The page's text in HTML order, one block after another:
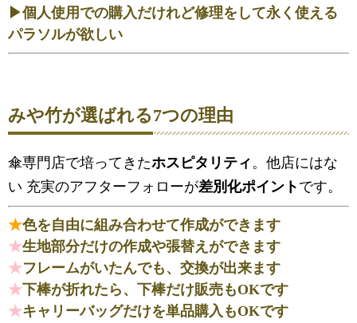
▶個人使用での購入だけれど修理をして永く使える
パラソルが欲しい
みや竹が選ばれる7つの理由
傘専門店で培ってきたホスピタリティ 。他店にはな
い 充実のアフターフォローが差別化ポイント です。
★色を自由に組み合わせて作成ができます
★生地部分だけの作成や張替えができます
★フレームがいたんでも、交換が出来ます
★下棒が折れたら、下棒だけ販売もOKです
★キャリーバッグだけを単品購入もOKです